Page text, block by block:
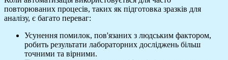
повторюваних процесів, таких як підготовка зразків для
аналізу, є багато переваг:
Усунення помилок, пов'язаних з людським фактором,
робить результати лабораторних досліджень більш
точними та вірними.